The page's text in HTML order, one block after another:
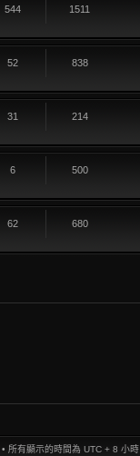
544 1511
52 838
31 214
6 500
62 680
• 所有顯示的時間為 UTC + 8 小時